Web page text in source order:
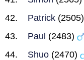
Patrick (2505)
Paul (2483)
Shuo (2470)